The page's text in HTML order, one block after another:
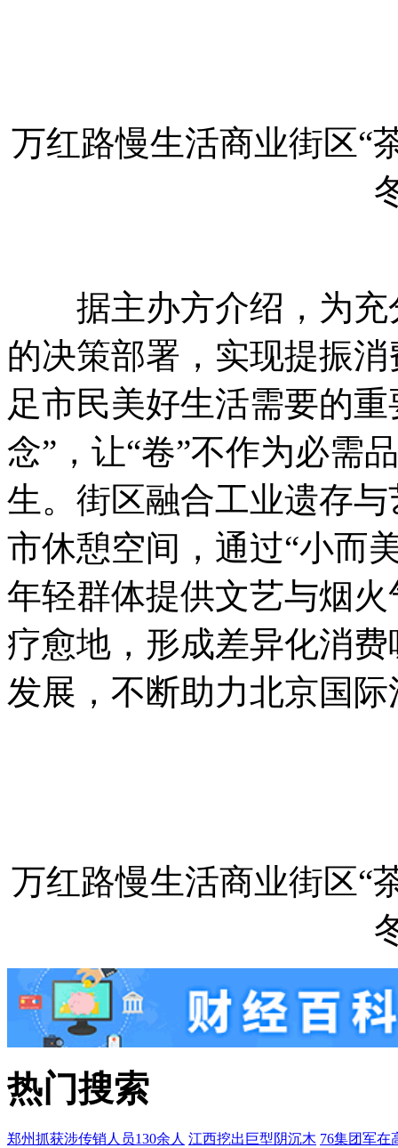
万红路慢生活商业街区“
据主办方介绍，为充
的决策部署，实现提振
足市民美好生活需要的
念”，让“卷”不作为必需
生。街区融合工业遗存
市休憩空间，通过“小而
年轻群体提供文艺与烟
疗愈地，形成差异化消
发展，不断助力北京国
万红路慢生活商业街区“
热门搜索
郑州抓获涉传销人员130余人 江西挖出巨型阴沉木 76集团军在